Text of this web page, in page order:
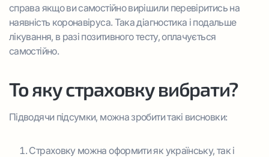
справа якщо ви самостійно вирішили перевіритись на
наявність коронавіруса. Така діагностика і подальше
лікування, в разі позитивного тесту, оплачується
самостійно.
То яку страховку вибрати?
Підводячи підсумки, можна зробити такі висновки:
Страховку можна оформити як українську, так і